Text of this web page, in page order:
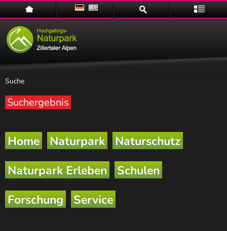
Home
Suche
Suchergebnis
Home Naturpark
Naturschutz
Naturpark Erleben
Schulen
Forschung
Service